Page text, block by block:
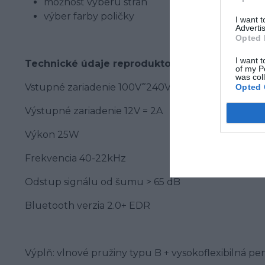
I want
Opted
I want
of my
was
Opted
výber farby poličky
Technické údaje reproduktorov:
Vstupné zariadenie 100V ᷉᷉ 240V
Výstupné zariadenie 12V = 2A
Výkon 25W
Frekvencia 40-22kHz
Odstup signálu od šumu > 65 dB
Bluetooth verzia 2.0+ EDR
Výplň: vlnové pružiny typu B + vysokoflexibilná